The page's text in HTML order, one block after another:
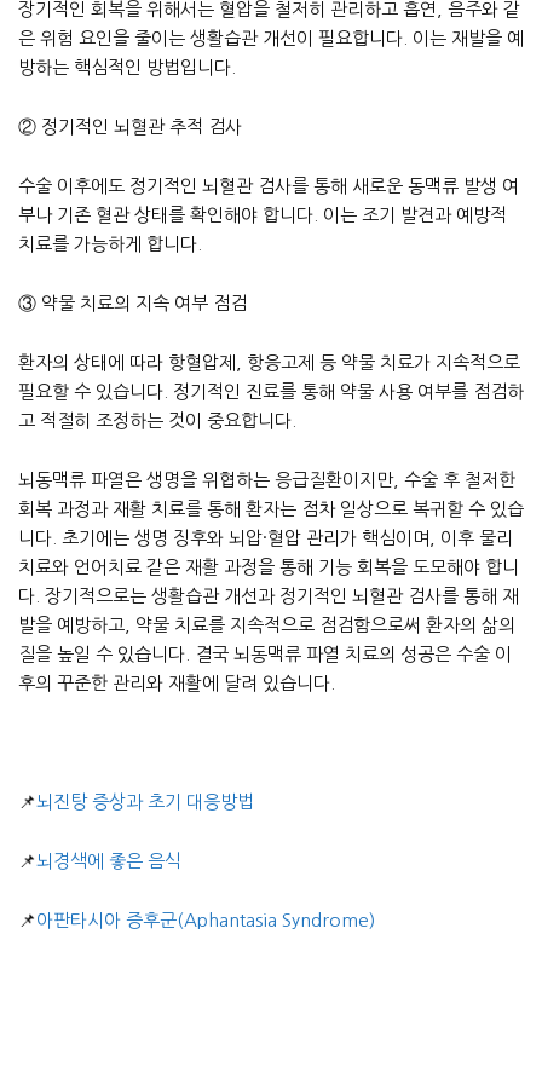
장기적인 회복을 위해서는 혈압을 철저히 관리하고 흡연, 음주와 같
은 위험 요인을 줄이는 생활습관 개선이 필요합니다. 이는 재발을 예
방하는 핵심적인 방법입니다.
② 정기적인 뇌혈관 추적 검사
수술 이후에도 정기적인 뇌혈관 검사를 통해 새로운 동맥류 발생 여
부나 기존 혈관 상태를 확인해야 합니다. 이는 조기 발견과 예방적
치료를 가능하게 합니다.
③ 약물 치료의 지속 여부 점검
환자의 상태에 따라 항혈압제, 항응고제 등 약물 치료가 지속적으로
필요할 수 있습니다. 정기적인 진료를 통해 약물 사용 여부를 점검하
고 적절히 조정하는 것이 중요합니다.
뇌동맥류 파열은 생명을 위협하는 응급질환이지만, 수술 후 철저한
회복 과정과 재활 치료를 통해 환자는 점차 일상으로 복귀할 수 있습
니다. 초기에는 생명 징후와 뇌압·혈압 관리가 핵심이며, 이후 물리
치료와 언어치료 같은 재활 과정을 통해 기능 회복을 도모해야 합니
다. 장기적으로는 생활습관 개선과 정기적인 뇌혈관 검사를 통해 재
발을 예방하고, 약물 치료를 지속적으로 점검함으로써 환자의 삶의
질을 높일 수 있습니다. 결국 뇌동맥류 파열 치료의 성공은 수술 이
후의 꾸준한 관리와 재활에 달려 있습니다.
📌뇌진탕 증상과 초기 대응방법
📌뇌경색에 좋은 음식
📌 아판타시아 증후군(Aphantasia Syndrome)